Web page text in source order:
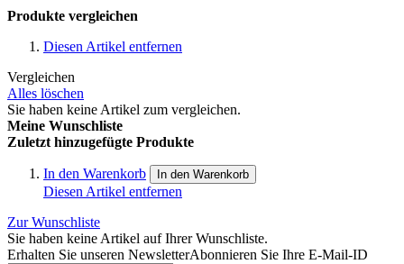
Produkte vergleichen
Diesen Artikel entfernen
Vergleichen
Alles löschen
Sie haben keine Artikel zum vergleichen.
Meine Wunschliste
Zuletzt hinzugefügte Produkte
In den Warenkorb In den Warenkorb
Diesen Artikel entfernen
Zur Wunschliste
Sie haben keine Artikel auf Ihrer Wunschliste.
Erhalten Sie unseren NewsletterAbonnieren Sie Ihre E-Mail-ID